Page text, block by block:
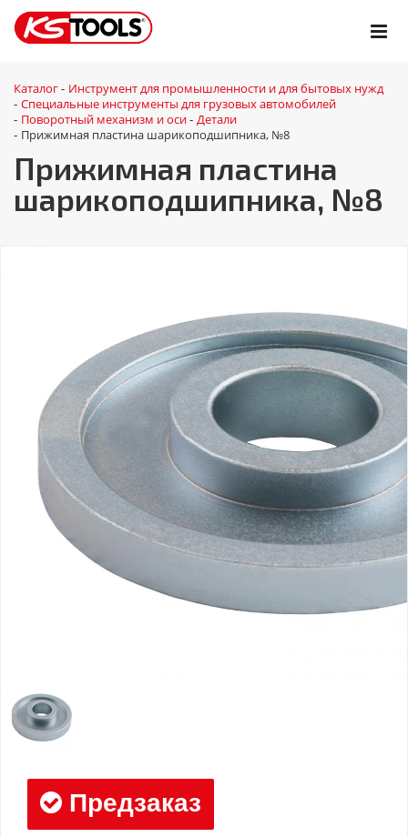
Каталог - Инструмент для промышленности и для бытовых нужд
- Специальные инструменты для грузовых автомобилей
- Поворотный механизм и оси - Детали
- Прижимная пластина шарикоподшипника, №8
Прижимная пластина
шарикоподшипника, №8
Предзаказ